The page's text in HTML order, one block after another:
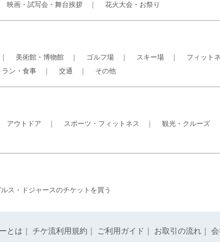
映画・試写会・舞台挨拶 ｜ 花火大会・お祭り
美術館・博物館 ｜ ゴルフ場 ｜ スキー場 ｜ フィット
ラン・食事 ｜ 交通 ｜ その他
アウトドア ｜ スポーツ・フィットネス ｜ 観光・クルーズ
ス・ドジャースのチケットを買う
とは チケ流利用規約 ご利用ガイド お取引の流れ